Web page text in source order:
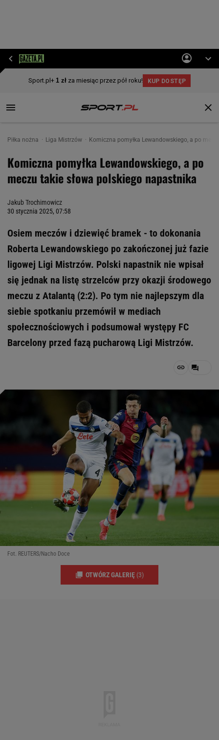
Piłka nożna Liga Mistrzów Komiczna pomyłka Lewandowskiego, a po
Komiczna pomyłka Lewandowskiego, a po
meczu takie słowa polskiego napastnika
Jakub Trochimowicz
30 stycznia 2025, 07:58
Osiem meczów i dziewięć bramek - to dokonania
Roberta Lewandowskiego po zakończonej już fazie
ligowej Ligi Mistrzów. Polski napastnik nie wpisał
się jednak na listę strzelców przy okazji środowego
meczu z Atalantą (2:2). Po tym nie najlepszym dla
siebie spotkaniu przemówił w mediach
społecznościowych i podsumował występy FC
Barcelony przed fazą pucharową Ligi Mistrzów.
Fot. REUTERS/Nacho Doce
OTWÓRZ GALERIĘ (3)